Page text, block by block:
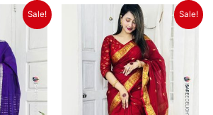
Sale! Sale!
Original
price
was:
৳ 1,350.
Current
price
is:
৳ 1,150.